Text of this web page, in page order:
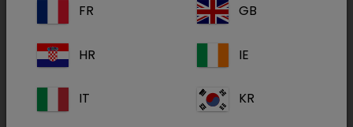
1 Dosis (1,2 g) enthält: Terbinafin:
Betamethasonacetat: 1 mg,
Base 0,9 mg
Sonstiger Bestandteil:
FR GB
HR IE
IT KR